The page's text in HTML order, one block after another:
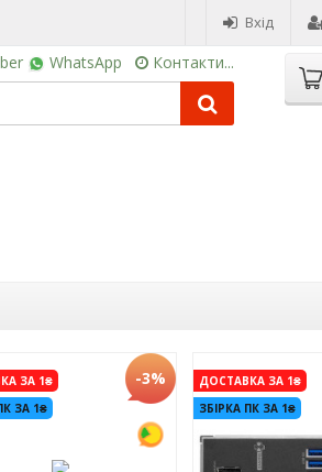
Вхід
WhatsApp Контакти...
ЗА 1₴
ЗА 1₴
-3%
ДОСТАВКА ЗА 1₴
ЗБІРКА ПК ЗА 1₴